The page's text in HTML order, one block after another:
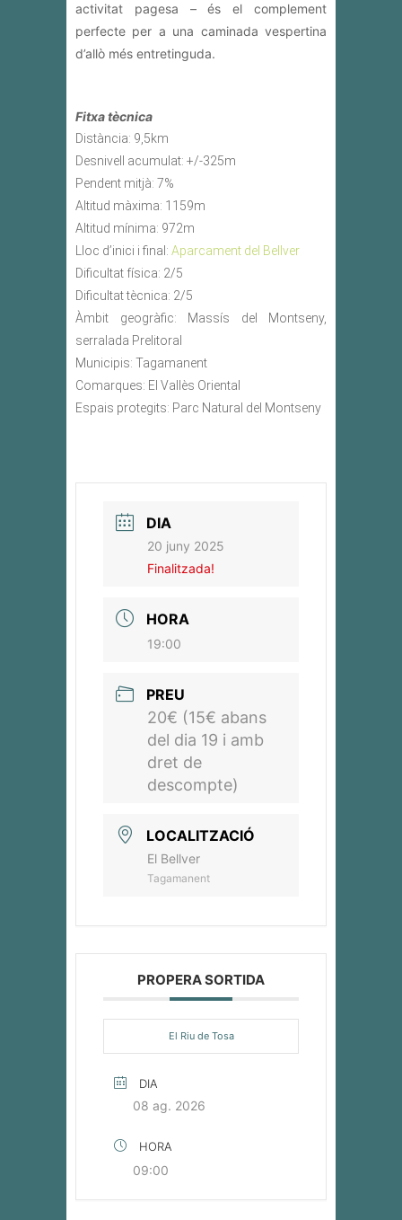
activitat pagesa – és el complement
perfecte per a una caminada vespertina
d’allò més entretinguda.
Fitxa tècnica
Distància: 9,5km
Desnivell acumulat: +/-325m
Pendent mitjà: 7%
Altitud màxima: 1159m
Altitud mínima: 972m
Lloc d’inici i final: Aparcament del Bellver
Dificultat física: 2/5
Dificultat tècnica: 2/5
Àmbit geogràfic: Massís del Montseny,
serralada Prelitoral
Municipis: Tagamanent
Comarques: El Vallès Oriental
Espais protegits: Parc Natural del Montseny
DIA
20 juny 2025
Finalitzada!
HORA
19:00
PREU
20€ (15€ abans
del dia 19 i amb
dret de
descompte)
LOCALITZACIÓ
El Bellver
Tagamanent
PROPERA SORTIDA
El Riu de Tosa
DIA
08 ag. 2026
HORA
09:00